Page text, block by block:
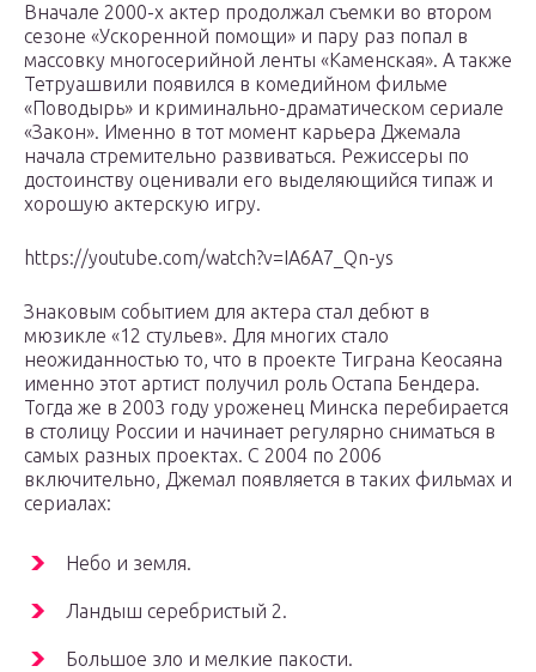
Вначале 2000-х актер продолжал съемки во втором
сезоне «Ускоренной помощи» и пару раз попал в
массовку многосерийной ленты «Каменская». А также
Тетруашвили появился в комедийном фильме
«Поводырь» и криминально-драматическом сериале
«Закон». Именно в тот момент карьера Джемала
начала стремительно развиваться. Режиссеры по
достоинству оценивали его выделяющийся типаж и
хорошую актерскую игру.
https://youtube.com/watch?v=IA6A7_Qn-ys
Знаковым событием для актера стал дебют в
мюзикле «12 стульев». Для многих стало
неожиданностью то, что в проекте Тиграна Кеосаяна
именно этот артист получил роль Остапа Бендера.
Тогда же в 2003 году уроженец Минска перебирается
в столицу России и начинает регулярно сниматься в
самых разных проектах. С 2004 по 2006
включительно, Джемал появляется в таких фильмах и
сериалах:
Небо и земля.
Ландыш серебристый 2.
Большое зло и мелкие пакости.